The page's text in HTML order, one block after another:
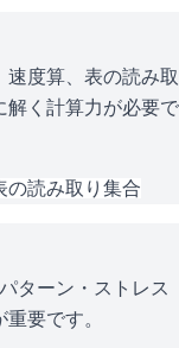
度算、表の読み取
解く計算力が必要で
の読み取り 集合
ターン・ストレス
要です。